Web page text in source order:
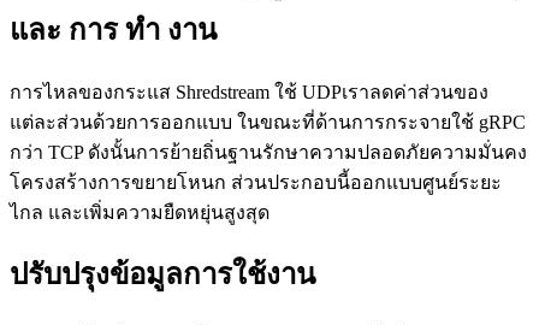
และ การ ทํา งาน
การไหลของกระแส Shredstream ใช้ UDPเราลดค่าส่วนของ
แต่ละส่วนด้วยการออกแบบ ในขณะที่ด้านการกระจายใช้ gRPC
กว่า TCP ดังนั้นการย้ายถิ่นฐานรักษาความปลอดภัยความมั่นคง
โครงสร้างการขยายโหนก ส่วนประกอบนี้ออกแบบศูนย์ระยะ
ไกล และเพิ่มความยืดหยุ่นสูงสุด
ปรับปรุงข้อมูลการใช้งาน